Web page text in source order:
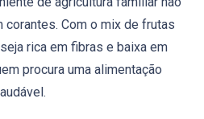
corantes. Com o mix de frutas
rica em fibras e baixa em
procura uma alimentação